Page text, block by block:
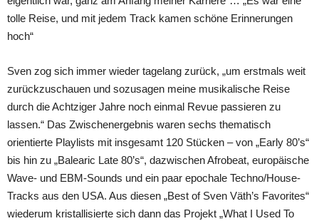
tolle Reise, und mit jedem Track kamen schöne Erinnerungen
hoch“
Sven zog sich immer wieder tagelang zurück, „um erstmals weit
zurückzuschauen und sozusagen meine musikalische Reise
durch die Achtziger Jahre noch einmal Revue passieren zu
lassen.“ Das Zwischenergebnis waren sechs thematisch
orientierte Playlists mit insgesamt 120 Stücken – von „Early 80’s“
bis hin zu „Balearic Late 80’s“, dazwischen Afrobeat, europäische
Wave- und EBM-Sounds und ein paar epochale Techno/House-
Tracks aus den USA. Aus diesen „Best of Sven Väth’s Favorites“
wiederum kristallisierte sich dann das Projekt „What I Used To